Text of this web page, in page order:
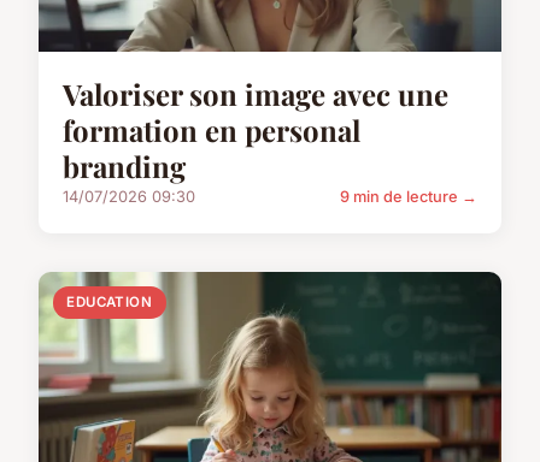
Valoriser son image avec une
formation en personal
branding
14/07/2026 09:30 9 min de lecture →
EDUCATION